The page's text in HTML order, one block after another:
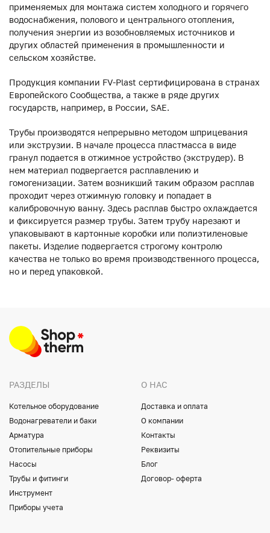
применяемых для монтажа систем холодного и горячего
водоснабжения, полового и центрального отопления,
получения энергии из возобновляемых источников и
других областей применения в промышленности и
сельском хозяйстве.
Продукция компании FV-Plast сертифицирована в странах
Европейского Сообщества, а также в ряде других
государств, например, в России, SAE.
Трубы производятся непрерывно методом шприцевания
или экструзии. В начале процесса пластмасса в виде
гранул подается в отжимное устройство (экструдер). В
нем материал подвергается расплавлению и
гомогенизации. Затем возникший таким образом расплав
проходит через отжимную головку и попадает в
калибровочную ванну. Здесь расплав быстро охлаждается
и фиксируется размер трубы. Затем трубу нарезают и
упаковывают в картонные коробки или полиэтиленовые
пакеты. Изделие подвергается строгому контролю
качества не только во время производственного процесса,
но и перед упаковкой.
РАЗДЕЛЫ
Котельное оборудование
Водонагреватели и баки
Арматура
Отопительные приборы
Насосы
Трубы и фитинги
Инструмент
Приборы учета
О НАС
Доставка и оплата
О компании
Контакты
Реквизиты
Блог
Договор- оферта